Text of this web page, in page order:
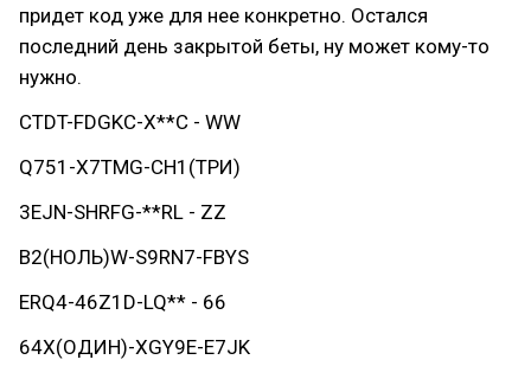
придет код уже для нее конкретно. Остался
последний день закрытой беты, ну может кому-то
нужно.
CTDT-FDGKC-X**C - WW
Q751-X7TMG-CH1(ТРИ)
3EJN-SHRFG-**RL - ZZ
B2(НОЛЬ)W-S9RN7-FBYS
ERQ4-46Z1D-LQ** - 66
64X(ОДИН)-XGY9E-E7JK